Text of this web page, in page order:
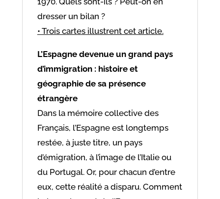
dresser un bilan ?
• Trois cartes illustrent cet article.
L’Espagne devenue un grand pays
d’immigration : histoire et
géographie de sa présence
étrangère
Dans la mémoire collective des
Français, l’Espagne est longtemps
restée, à juste titre, un pays
d’émigration, à l’image de l’Italie ou
du Portugal. Or, pour chacun d’entre
eux, cette réalité a disparu. Comment